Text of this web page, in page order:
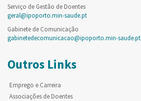
Serviço de Gestão de Doentes
geral@ipoporto.min-saude.pt
Gabinete de Comunicação
gabinetedecomunicacao@ipoporto.min-saude.pt
Outros Links
Emprego e Carreira
Associações de Doentes